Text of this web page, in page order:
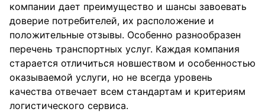
компании дает преимущество и шансы завоевать
доверие потребителей, их расположение и
положительные отзывы. Особенно разнообразен
перечень транспортных услуг. Каждая компания
старается отличиться новшеством и особенностью
оказываемой услуги, но не всегда уровень
качества отвечает всем стандартам и критериям
логистического сервиса.